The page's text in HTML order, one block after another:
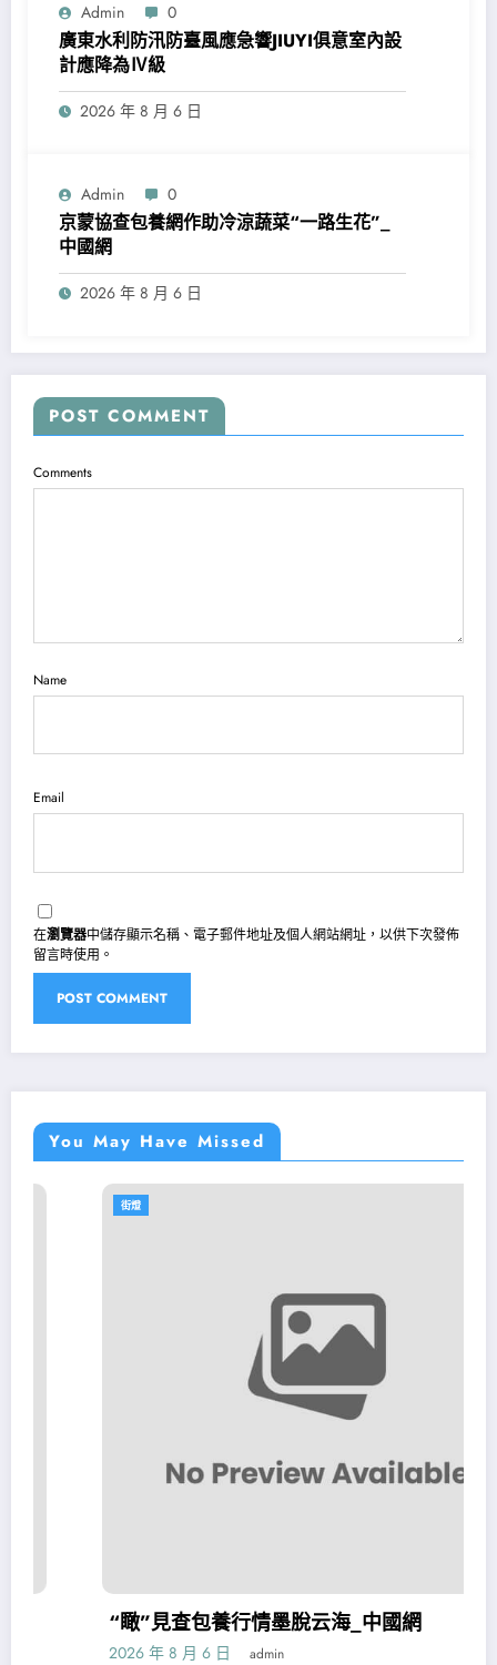
Admin 0
廣東水利防汛防臺風應急響JIUYI俱意室內設
計應降為Ⅳ級
2026 年 8 月 6 日
Admin 0
京蒙協查包養網作助冷涼蔬菜“一路生花”_
中國網
2026 年 8 月 6 日
POST COMMENT
Comments
Name
Email
在瀏覽器中儲存顯示名稱、電子郵件地址及個人網站網址，以供下次發佈
留言時使用。
You May Have Missed
丁找九宮格會議言昭：我所熟悉的
教師–文史–中國作家網